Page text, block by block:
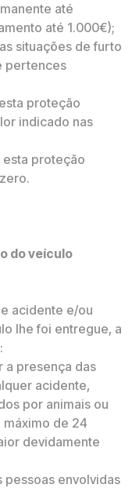
até
até 1.000€);
situações de furto
pertences
proteção
indicado nas
esta proteção
do veículo
acidente e/ou
lhe foi entregue, a
a presença das
acidente,
por animais ou
de 24
devidamente
pessoas envolvidas